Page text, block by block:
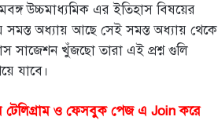
উচ্চমাধ্যমিক এর ইতিহাস বিষয়ের
অধ্যায় আছে সেই সমস্ত অধ্যায় থেকে
সাজেশন খুঁজছো তারা এই প্রশ্ন গুলি
যাবে।
টেলিগ্রাম ও ফেসবুক পেজ এ Join করে